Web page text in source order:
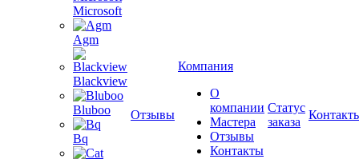
Microsoft
Agm
Blackview
Bluboo
Bq
Отзывы
Компания
О
компании
Мастера
Отзывы
Контакты
Статус
заказа